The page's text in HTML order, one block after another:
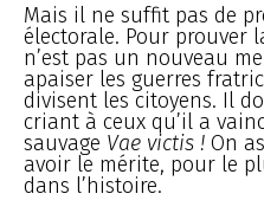
Mais il ne suffit pas de
électorale. Pour prouver
n’est pas un nouveau
apaiser les guerres
divisent les citoyens. Il
criant à ceux qu’il a
sauvage Vae victis ! On
avoir le mérite, pour le
dans l’histoire.